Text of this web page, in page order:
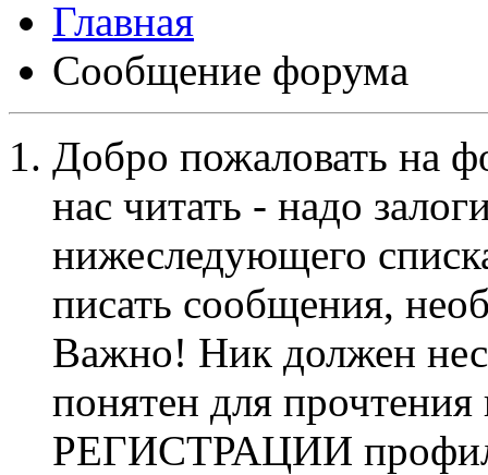
Сообщение форума
Добро пожаловать на
нас читать - надо
нижеследующего
писать сообщения,
Важно! Ник должен
понятен для
РЕГИСТРАЦИИ профиль